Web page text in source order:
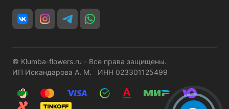
© Klumba-flowers.ru - Все права защищены.
ИП Искандарова А. М. ИНН 023301125499